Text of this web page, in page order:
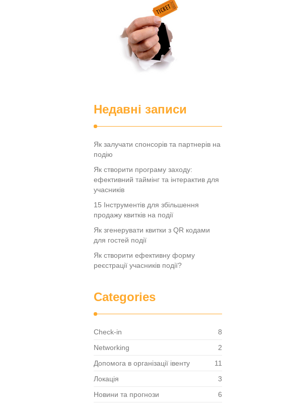
Недавні записи
Як залучати спонсорів та партнерів на
подію
Як створити програму заходу:
ефективний таймінг та інтерактив для
учасників
15 Інструментів для збільшення
продажу квитків на події
Як згенерувати квитки з QR кодами
для гостей події
Як створити ефективну форму
реєстрації учасників події?
Categories
Check-in
8
Networking
2
Допомога в організації івенту
11
Локація
3
Новини та прогнози
6